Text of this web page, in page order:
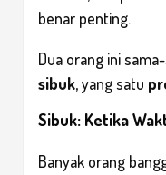
benar penting.
Dua orang ini
sibuk, yang satu
Sibuk: Ketika
Banyak orang